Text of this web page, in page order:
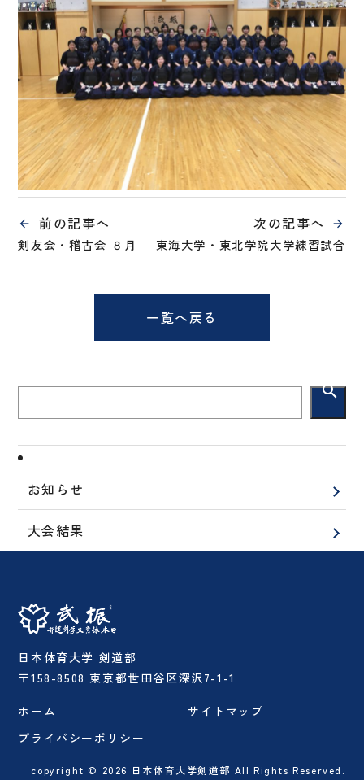
前の記事へ
剣友会・稽古会 ８月
次の記事へ
東海大学・東北学院大学練習試合
一覧へ戻る
search
お知らせ
大会結果
日本体育大学 剣道部
〒158-8508 東京都世田谷区深沢7-1-1
ホーム
プライバシーポリシー
サイトマップ
copyright © 2026 日本体育大学剣道部 All Rights Reserved.